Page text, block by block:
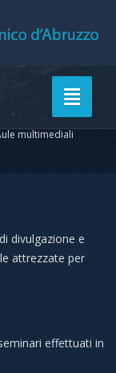
Toggle
multimediali
divulgazione e
attrezzate per
effettuati in